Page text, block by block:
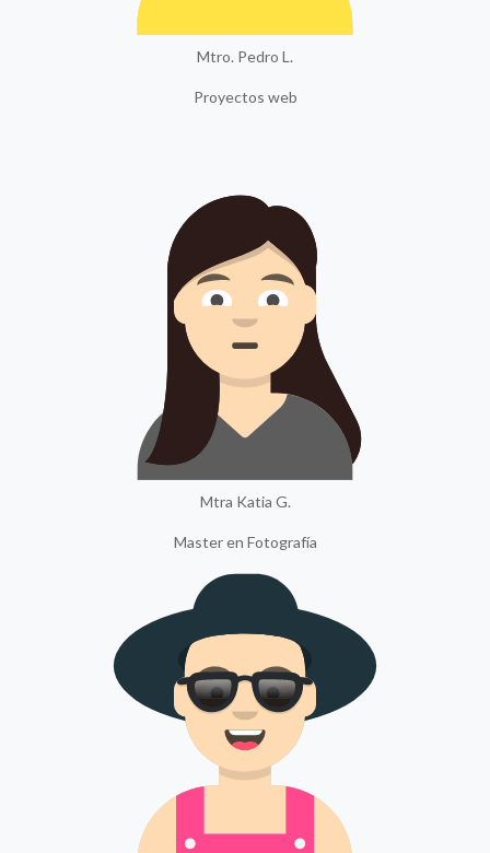
Mtro. Pedro L.
Proyectos web
Mtra Katia G.
Master en Fotografía